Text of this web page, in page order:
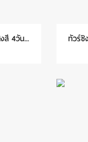
สี 4วัน... ทัวร์ชิ